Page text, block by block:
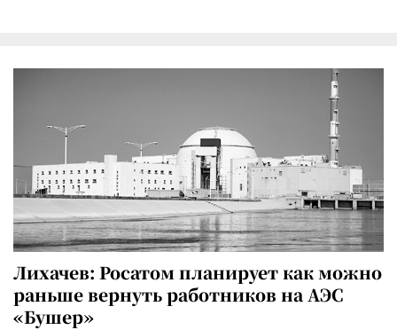
Лихачев: Росатом планирует как можно
раньше вернуть работников на АЭС
«Бушер»